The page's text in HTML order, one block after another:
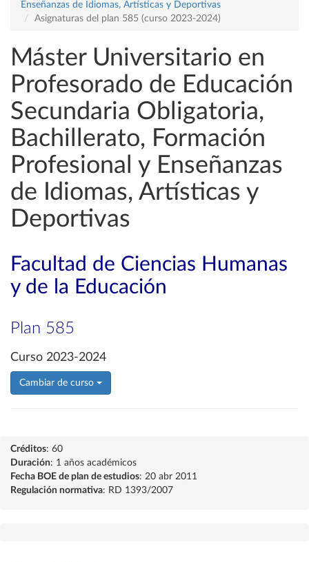
Enseñanzas de Idiomas, Artísticas y Deportivas
Asignaturas del plan 585 (curso 2023-2024)
Máster Universitario en
Profesorado de Educación
Secundaria Obligatoria,
Bachillerato, Formación
Profesional y Enseñanzas
de Idiomas, Artísticas y
Deportivas
Facultad de Ciencias Humanas
y de la Educación
Plan 585
Curso 2023-2024
Cambiar de curso
Créditos: 60
Duración: 1 años académicos
Fecha BOE de plan de estudios: 20 abr 2011
Regulación normativa: RD 1393/2007